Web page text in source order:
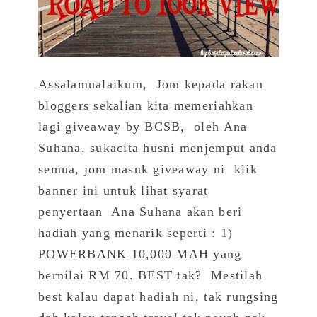
Assalamualaikum, Jom kepada rakan
bloggers sekalian kita memeriahkan
lagi giveaway by BCSB, oleh Ana
Suhana, sukacita husni menjemput anda
semua, jom masuk giveaway ni klik
banner ini untuk lihat syarat
penyertaan Ana Suhana akan beri
hadiah yang menarik seperti : 1)
POWERBANK 10,000 MAH yang
bernilai RM 70. BEST tak? Mestilah
best kalau dapat hadiah ni, tak rungsing